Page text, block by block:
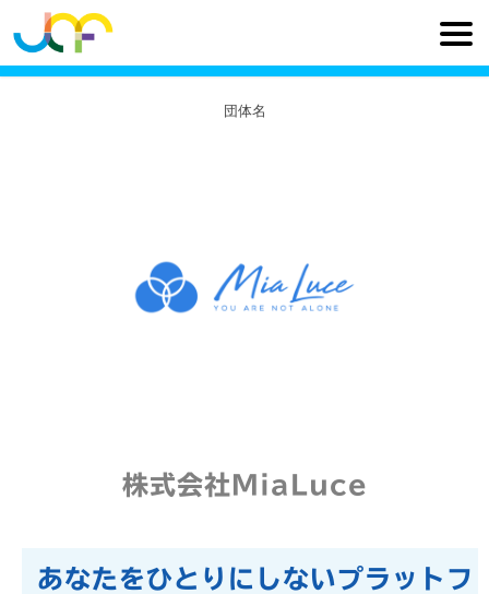
団体名
株式会社MiaLuce
あなたをひとりにしないプラットフ